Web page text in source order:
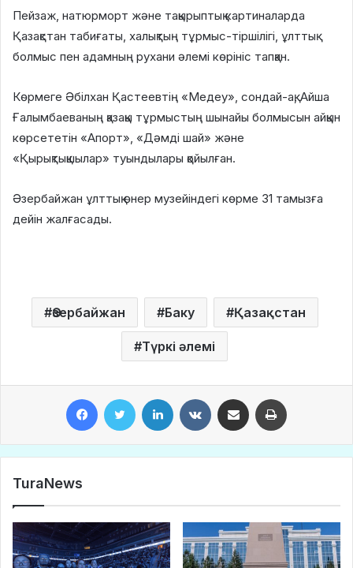
Пейзаж, натюрморт және тақырыптық картиналарда
Қазақстан табиғаты, халықтың тұрмыс-тіршілігі, ұлттық
болмыс пен адамның рухани әлемі көрініс тапқан.
Көрмеге Әбілхан Қастеевтің «Медеу», сондай-ақ, Айша
Ғалымбаеваның қазақы тұрмыстың шынайы болмысын айқын
көрсететін «Апорт», «Дәмді шай» және
«Қырықтықшылар» туындылары қойылған.
Әзербайжан ұлттық өнер музейіндегі көрме 31 тамызға
дейін жалғасады.
Әзербайжан Баку Қазақстан
Түркі әлемі
TuraNews